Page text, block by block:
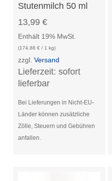
Stutenmilch 50 ml
13,99 €
Enthält 19% MwSt.
(174,88 €/ 1 kg)
zzgl. Versand
Lieferzeit: sofort
lieferbar
Bei Lieferungen in Nicht-EU-
Länder können zusätzliche
Zölle, Steuern und Gebühren
anfallen.